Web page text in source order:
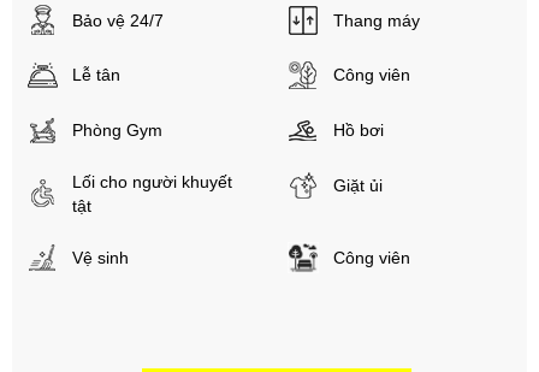
Bảo vệ 24/7 Thang máy
Lễ tân Công viên
Phòng Gym Hồ bơi
Lối cho người khuyết
tật
Giặt ủi
Vệ sinh Công viên